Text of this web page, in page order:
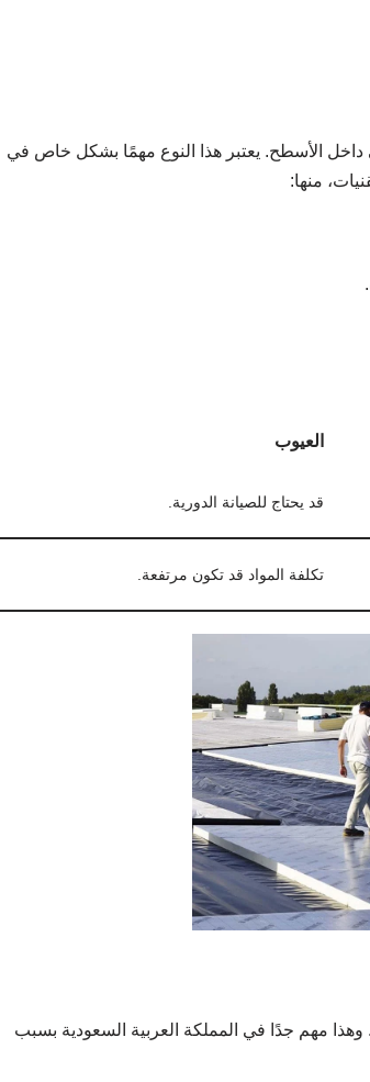
داخل الأسطح. يعتبر هذا النوع مهمًا بشكل خاص في
منها:
العيوب
قد يحتاج للصيانة الدورية.
تكلفة المواد قد تكون مرتفعة.
وهذا مهم جدًا في المملكة العربية السعودية بسبب